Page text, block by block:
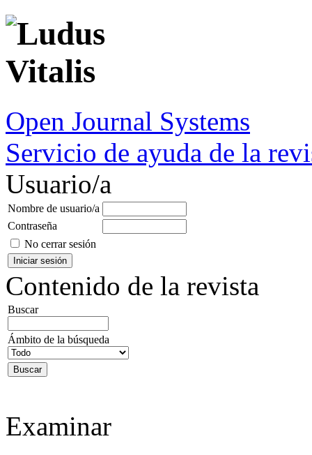
Open Journal Systems
Servicio de ayuda de la
Usuario/a
Nombre de usuario/a
Contraseña
No cerrar sesión
Contenido de la revista
Buscar
Ámbito de la búsqueda
Examinar